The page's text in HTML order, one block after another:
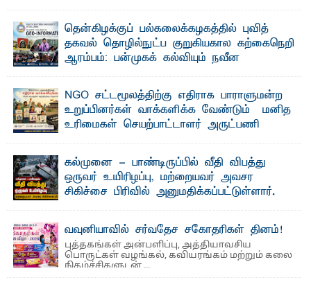
"ஒ ரு மாணவனின் அல்லது மாணவியின் கனவு என்னால்
கலைக்கப்படாது" என்ற உறுதியை ஒவ்வொரு மாணவரும் ...
தென்கிழக்குப் பல்கலைக்கழகத்தில் புவித்
தகவல் தொழில்நுட்ப குறுகியகால கற்கைநெறி
ஆரம்பம்: பன்முகக் கல்வியும் நவீன
பேராசிரியர் எம். எம். பாஸில்
தெ ன்கிழக்குப் பல்கலைக்கழகத்தின் கலை மற்றும் கலாசார
பீடத்தின் புவியியல் துறையினால் ...
NGO சட்டமூலத்திற்கு எதிராக பாராளுமன்ற
உறுப்பினர்கள் வாக்களிக்க வேண்டும் – மனித
உரிமைகள் செயற்பாட்டாளர் அருட்பணி
ஜே. எப். காமிலா பேகம்- இ லங்கை அரசாங்கம் அரசுசாரா
அமைப்புகள் (NGO) தொடர்பான புதிய சட்டமூலத்தை ...
கல்முனை - பாண்டிருப்பில் வீதி விபத்து
ஒருவர் உயிரிழப்பு, மற்றையவர் அவசர
சிகிச்சை பிரிவில் அனுமதிக்கப்பட்டுள்ளார்.
பாண்டிருப்பு ...வவுனியாவில் சர்வதேச சகோதரிகள் தினம்!
புத்தகங்கள் அன்பளிப்பு, அத்தியாவசிய
பொருட்கள் வழங்கல், கவியரங்கம் மற்றும் கலை
நிகழ்ச்சிகளுடன் ...